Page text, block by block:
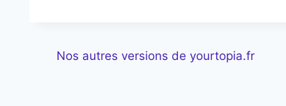
Nos autres versions de yourtopia.fr